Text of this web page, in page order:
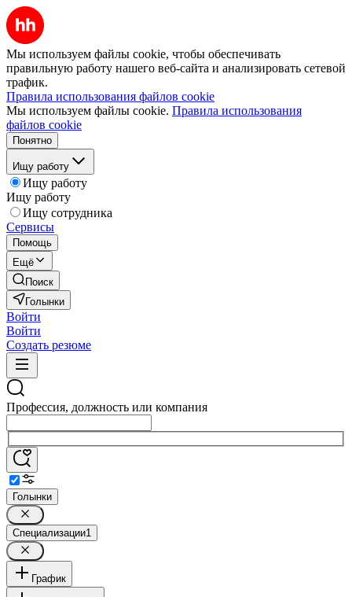
Мы используем файлы cookie, чтобы обеспечивать
правильную работу нашего веб-сайта и анализировать сетевой
трафик.
Правила использования файлов cookie
Мы используем файлы cookie. Правила использования
файлов cookie
Понятно
Ищу работу
Ищу работу
Ищу работу
Ищу сотрудника
Сервисы
Помощь
Ещё
Поиск
Голынки
Войти
Войти
Создать резюме
Профессия, должность или компания
Голынки
Специализации1
График